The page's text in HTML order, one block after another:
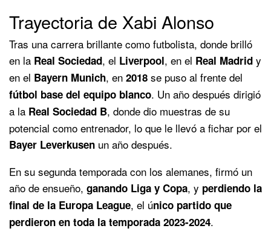
Trayectoria de Xabi Alonso
Tras una carrera brillante como futbolista, donde brilló
en la Real Sociedad, el Liverpool, en el Real Madrid y
en el Bayern Munich, en 2018 se puso al frente del
fútbol base del equipo blanco. Un año después dirigió
a la Real Sociedad B, donde dio muestras de su
potencial como entrenador, lo que le llevó a fichar por el
Bayer Leverkusen un año después.
En su segunda temporada con los alemanes, firmó un
año de ensueño, ganando Liga y Copa, y perdiendo la
final de la Europa League, el único partido que
perdieron en toda la temporada 2023-2024.